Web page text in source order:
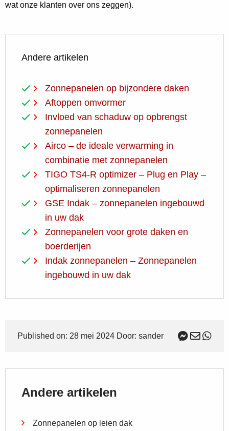
wat onze klanten over ons zeggen).
Andere artikelen
Zonnepanelen op bijzondere daken
Aftoppen omvormer
Invloed van schaduw op opbrengst
zonnepanelen
Airco – de ideale verwarming in
combinatie met zonnepanelen
TIGO TS4-R optimizer – Plug en Play –
optimaliseren zonnepanelen
GSE Indak – zonnepanelen ingebouwd
in uw dak
Zonnepanelen voor grote daken en
boerderijen
Indak zonnepanelen – Zonnepanelen
ingebouwd in uw dak
Published on: 28 mei 2024 Door: sander
Andere artikelen
Zonnepanelen op leien dak